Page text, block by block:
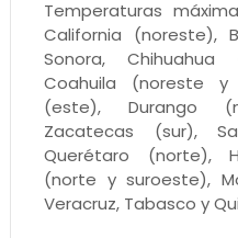
Temperaturas
California (noreste),
Sonora,
Coahuila (noreste y
(este), Durango
Zacatecas (sur),
Querétaro (norte),
(norte y suroeste),
Veracruz, Tabasco y